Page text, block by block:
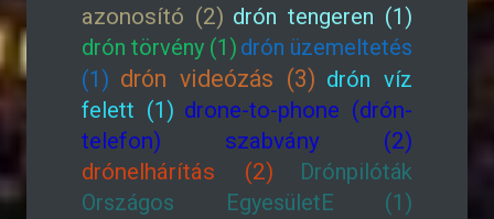
azonosító (2) drón tengeren (1)
drón törvény (1) drón üzemeltetés
(1) drón videózás (3) drón víz
felett (1) drone-to-phone (drón-
telefon) szabvány (2)
drónelhárítás (2)
Drónpilóták
Országos EgyesületE (1)